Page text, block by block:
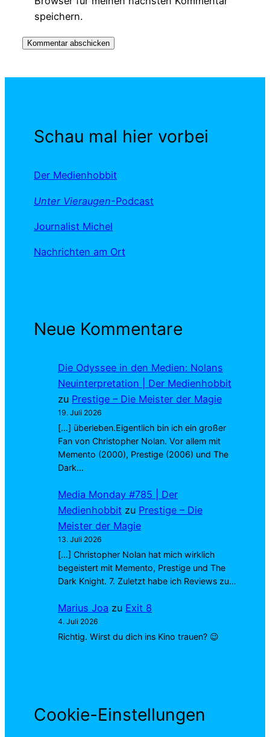
speichern.
Schau mal hier vorbei
Der Medienhobbit
Unter Vieraugen-Podcast
Journalist Michel
Nachrichten am Ort
Neue Kommentare
Die Odyssee in den Medien: Nolans
Neuinterpretation | Der Medienhobbit
zu Prestige – Die Meister der Magie
19. Juli 2026
[…] überleben.Eigentlich bin ich ein großer
Fan von Christopher Nolan. Vor allem mit
Memento (2000), Prestige (2006) und The
Dark…
Media Monday #785 | Der
Medienhobbit zu Prestige – Die
Meister der Magie
13. Juli 2026
[…] Christopher Nolan hat mich wirklich
begeistert mit Memento, Prestige und The
Dark Knight. 7. Zuletzt habe ich Reviews zu…
Marius Joa zu Exit 8
4. Juli 2026
Richtig. Wirst du dich ins Kino trauen? 😉
Cookie-Einstellungen